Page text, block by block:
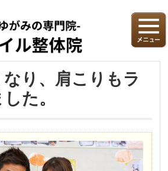
り、肩こりもラ
た。